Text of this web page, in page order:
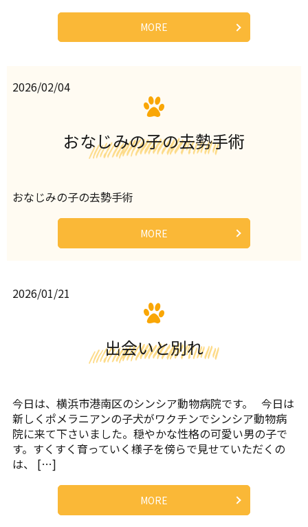
MORE
2026/02/04
おなじみの子の去勢手術
おなじみの子の去勢手術
MORE
2026/01/21
出会いと別れ
今日は、横浜市港南区のシンシア動物病院です。 今日は
新しくポメラニアンの子犬がワクチンでシンシア動物病
院に来て下さいました。穏やかな性格の可愛い男の子で
す。すくすく育っていく様子を傍らで見せていただくの
は、 […]
MORE